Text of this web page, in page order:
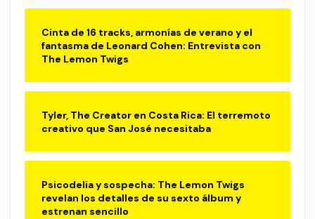
Cinta de 16 tracks, armonías de verano y el
fantasma de Leonard Cohen: Entrevista con
The Lemon Twigs
Tyler, The Creator en Costa Rica: El terremoto
creativo que San José necesitaba
Psicodelia y sospecha: The Lemon Twigs
revelan los detalles de su sexto álbum y
estrenan sencillo